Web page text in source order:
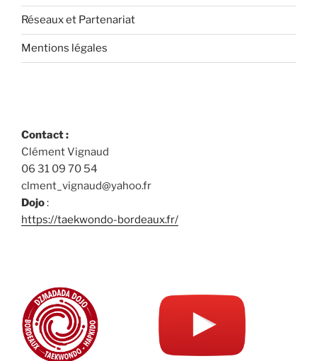
Réseaux et Partenariat
Mentions légales
Contact :
Clément Vignaud
06 31 09 70 54
clment_vignaud@yahoo.fr
Dojo:
https://taekwondo-bordeaux.fr/